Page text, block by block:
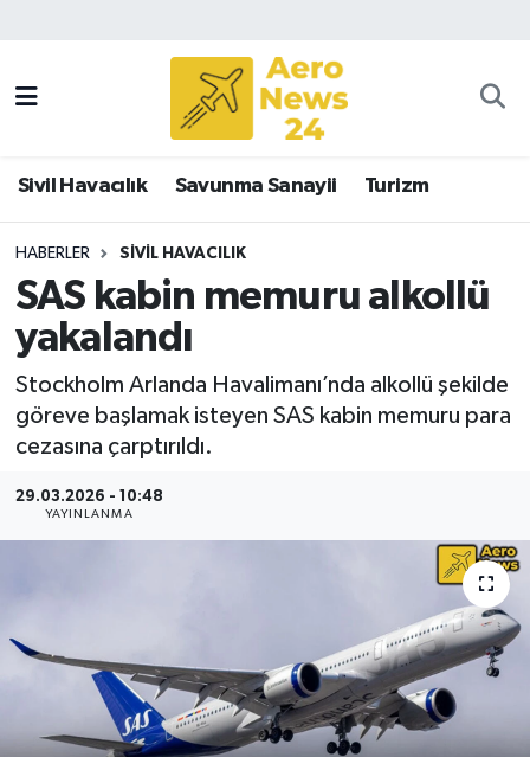
Sivil Havacılık Savunma Sanayii Turizm
HABERLER SIVIL HAVACILIK
SAS kabin memuru alkollü
yakalandı
Stockholm Arlanda Havalimanı’nda alkollü şekilde
göreve başlamak isteyen SAS kabin memuru para
cezasına çarptırıldı.
29.03.2026 - 10:48
YAYINLANMA